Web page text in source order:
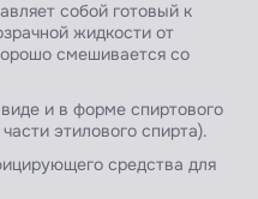
собой готовый к
жидкости от
смешивается со
и в форме спиртового
этилового спирта).
средства для